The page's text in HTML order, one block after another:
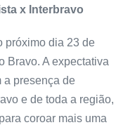
x Interbravo
próximo dia 23 de
Bravo. A expectativa
a presença de
e de toda a região,
coroar mais uma